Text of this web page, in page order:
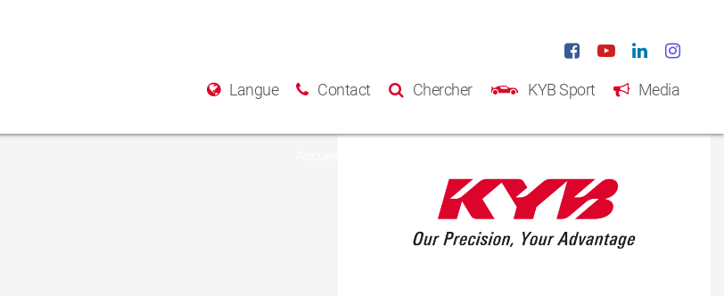
Langue Contact Chercher KYB Sport Media